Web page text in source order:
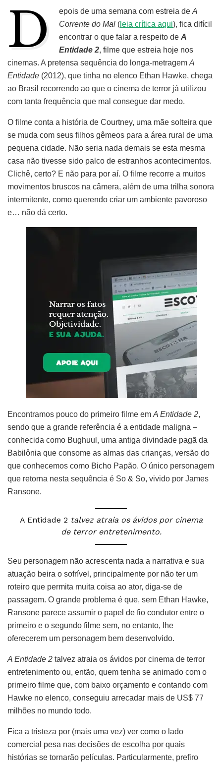
D epois de uma semana com estreia deA
Corrente do Mal ( leia crítica aqui), fica difícil
encontrar o que falar a respeito deA
Entidade 2, filme que estreia hoje nos
cinemas. A pretensa sequência do longa-metragem A
Entidade (2012), que tinha no elenco Ethan Hawke, chega
ao Brasil recorrendo ao que o cinema de terror já utilizou
com tanta frequência que mal consegue dar medo.
O filme conta a história de Courtney, uma mãe solteira que
se muda com seus filhos gêmeos para a área rural de uma
pequena cidade. Não seria nada demais se esta mesma
casa não tivesse sido palco de estranhos acontecimentos.
Clichê, certo? E não para por aí. O filme recorre a muitos
movimentos bruscos na câmera, além de uma trilha sonora
intermitente, como querendo criar um ambiente pavoroso
e… não dá certo.
Encontramos pouco do primeiro filme em A Entidade 2,
sendo que a grande referência é a entidade maligna –
conhecida como Bughuul, uma antiga divindade pagã da
Babilônia que consome as almas das crianças, versão do
que conhecemos como Bicho Papão. O único personagem
que retorna nesta sequência é So & So, vivido por James
Ransone.
A Entidade 2 talvez atraia os ávidos por cinema
de terror entretenimento.
Seu personagem não acrescenta nada a narrativa e sua
atuação beira o sofrível, principalmente por não ter um
roteiro que permita muita coisa ao ator, diga-se de
passagem. O grande problema é que, sem Ethan Hawke,
Ransone parece assumir o papel de fio condutor entre o
primeiro e o segundo filme sem, no entanto, lhe
oferecerem um personagem bem desenvolvido.
A Entidade 2 talvez atraia os ávidos por cinema de terror
entretenimento ou, então, quem tenha se animado com o
primeiro filme que, com baixo orçamento e contando com
Hawke no elenco, conseguiu arrecadar mais de US$ 77
milhões no mundo todo.
Fica a tristeza por (mais uma vez) ver como o lado
comercial pesa nas decisões de escolha por quais
histórias se tornarão películas. Particularmente, prefiro